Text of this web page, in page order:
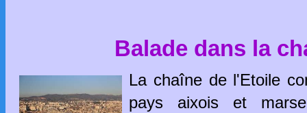
Balade dans la
La chaîne de l'Etoile
pays aixois et